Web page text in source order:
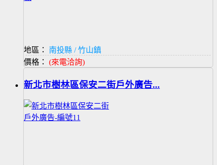
地區：
南投縣 / 竹山鎮
價格： (來電洽詢)
新北市樹林區保安二街戶外廣告...